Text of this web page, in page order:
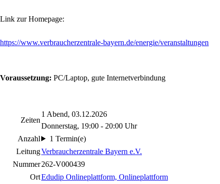
Link zur Homepage:
https://www.verbraucherzentrale-bayern.de/energie/veranstaltungen
Voraussetzung: PC/Laptop, gute Internetverbindung
Zeiten
1 Abend, 03.12.2026
Donnerstag, 19:00 - 20:00 Uhr
Anzahl
1 Termin(e)
LeitungVerbraucherzentrale Bayern e.V.
Nummer262-V000439
OrtEdudip Onlineplattform, Onlineplattform